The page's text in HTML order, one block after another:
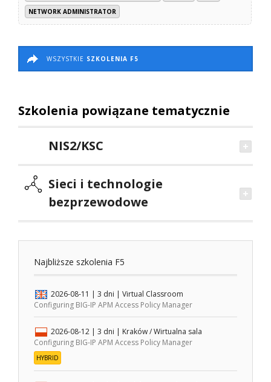
NETWORK ADMINISTRATOR
WSZYSTKIE SZKOLENIA F5
Szkolenia powiązane tematycznie
NIS2/KSC
Sieci i technologie
bezprzewodowe
Najbliższe szkolenia F5
2026-08-11 | 3 dni | Virtual Classroom
Configuring BIG-IP APM Access Policy Manager
2026-08-12 | 3 dni | Kraków / Wirtualna sala
Configuring BIG-IP APM Access Policy Manager
HYBRID